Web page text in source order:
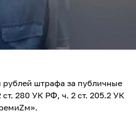
рублей штрафа за публичные
280 УК РФ, ч. 2 ст. 205.2 УК